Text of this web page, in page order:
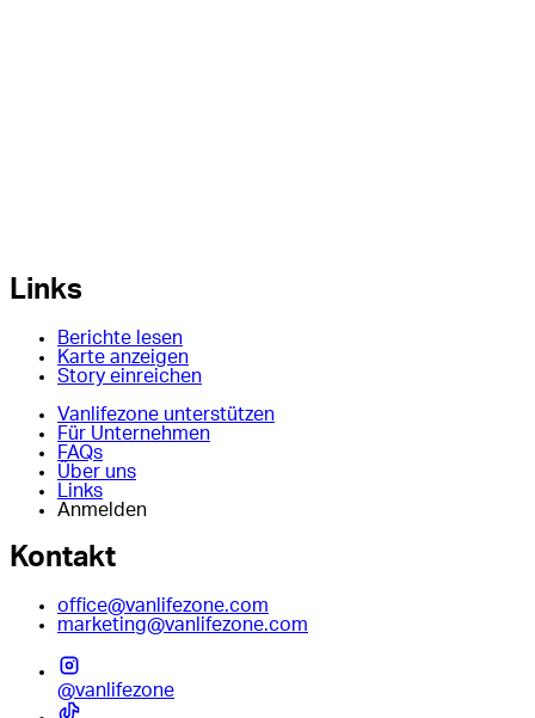
Links
Berichte lesen
Karte anzeigen
Story einreichen
Vanlifezone unterstützen
Für Unternehmen
FAQs
Über uns
Links
Anmelden
Kontakt
office@vanlifezone.com
marketing@vanlifezone.com
@vanlifezone